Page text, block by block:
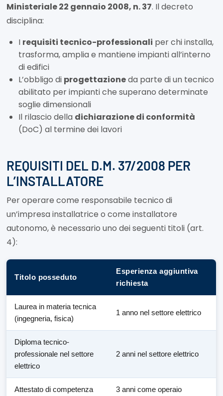
Ministeriale 22 gennaio 2008, n. 37. Il decreto
disciplina:
I requisiti tecnico-professionali per chi installa,
trasforma, amplia e mantiene impianti all’interno
di edifici
L’obbligo di progettazioneda parte di un tecnico
abilitato per impianti che superano determinate
soglie dimensionali
Il rilascio della dichiarazione di conformità
(DoC) al termine dei lavori
REQUISITI DEL D.M. 37/2008 PER
L’INSTALLATORE
Per operare come responsabile tecnico di
un’impresa installatrice o come installatore
autonomo, è necessario uno dei seguenti titoli (art.
4):
Titolo posseduto
Esperienza aggiuntiva
richiesta
Laurea in materia tecnica
(ingegneria, fisica)
1 anno nel settore elettrico
Diploma tecnico-
professionale nel settore
elettrico
2 anni nel settore elettrico
Attestato di competenza
3 anni come operaio